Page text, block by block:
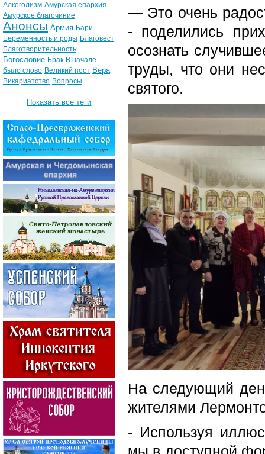
— Это очень
- поделились
осознать
труды, что они
святого.
На следующий
жителями
- Используя
Алкоголизм Амурская епархия
Амурское благочиние
Анонсы Армия Бари
Беременность и роды Благовест
Благотворительность
Богословие Брак В начале
было слово Великий пост Вера
Викариатство Вопросы
Показать все теги